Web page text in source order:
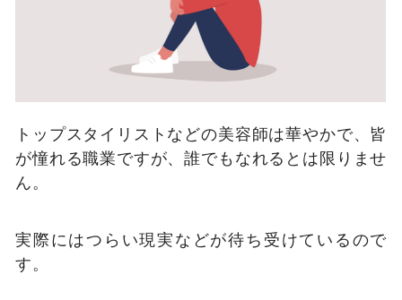
トップスタイリストなどの美容師は華やかで、皆
が憧れる職業ですが、誰でもなれるとは限りませ
ん。
実際にはつらい現実などが待ち受けているので
す。